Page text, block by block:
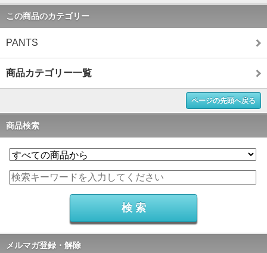
この商品のカテゴリー
PANTS
商品カテゴリー一覧
ページの先頭へ戻る
商品検索
メルマガ登録・解除